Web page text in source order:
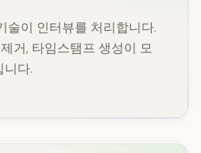
술이 인터뷰를 처리합니다.
거, 타임스탬프 생성이 모
니다.